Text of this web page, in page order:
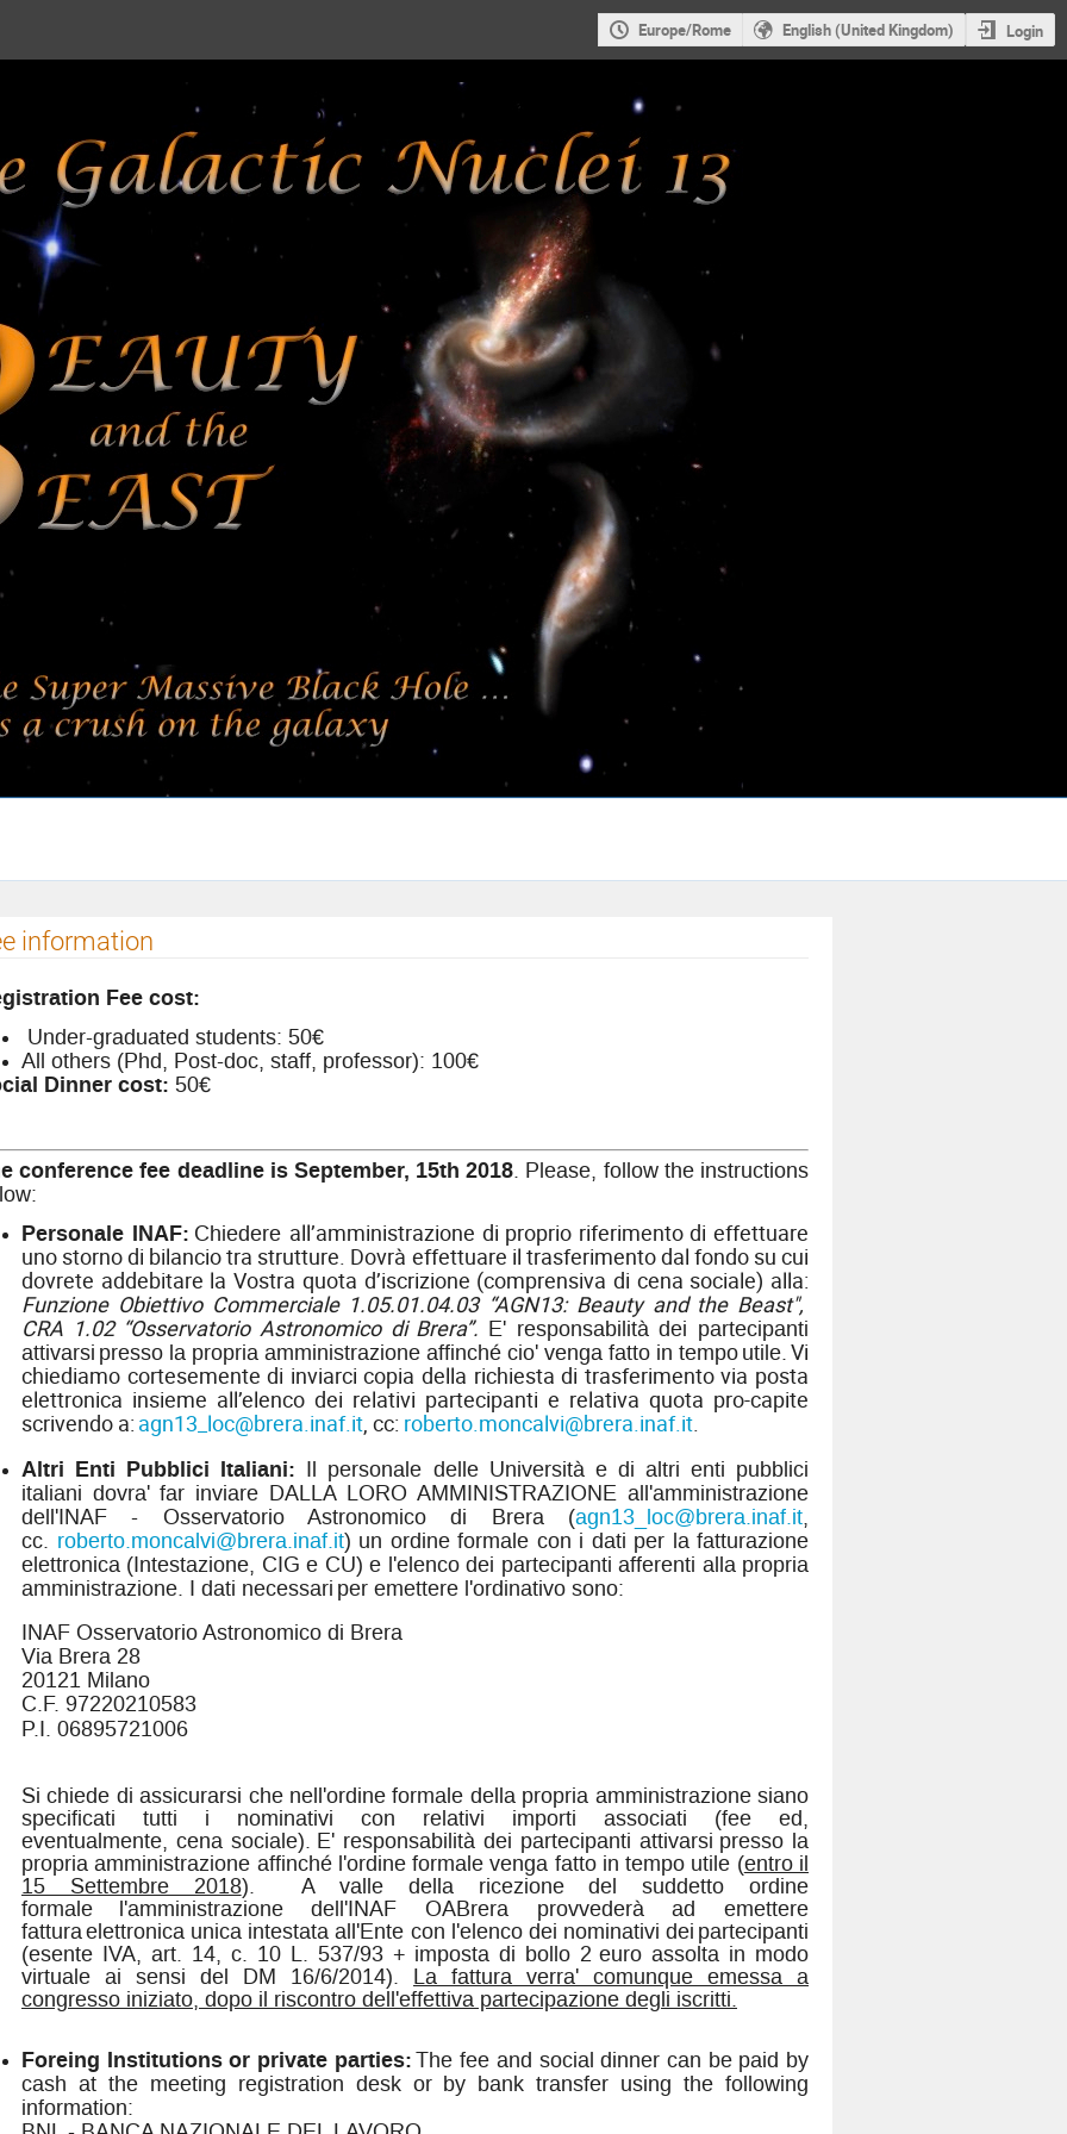
Europe/Rome English (United Kingdom) Login
Galactic Nuclei 13: Beauty and the Beast
information
Fee cost:
Under-graduated students: 50€
All others (Phd, Post-doc, staff, professor): 100€
Dinner cost: 50€
conference fee deadline is September, 15th 2018. Please, follow the instructions
Personale INAF: Chiedere all’amministrazione di proprio riferimento di effettuare
uno storno di bilancio tra strutture. Dovrà effettuare il trasferimento dal fondo su cui
dovrete addebitare la Vostra quota d’iscrizione (comprensiva di cena sociale) alla:
Funzione Obiettivo Commerciale 1.05.01.04.03 “AGN13: Beauty and the Beast",
CRA 1.02 “Osservatorio Astronomico di Brera”. E' responsabilità dei partecipanti
attivarsi presso la propria amministrazione affinché cio' venga fatto in tempoutile.Vi
chiediamo cortesemente di inviarci copia della richiesta di trasferimento via posta
elettronica insieme all’elenco dei relativi partecipanti e relativa quota pro-capite
scrivendo a: agn13_loc@brera.inaf.it, cc: roberto.moncalvi@brera.inaf.it.
Altri Enti Pubblici Italiani: Il personale delle Università e di altri enti pubblici
italiani dovra' far inviare DALLA LORO AMMINISTRAZIONE all'amministrazione
dell'INAF - Osservatorio Astronomico di Brera (agn13_loc@brera.inaf.it,
cc. roberto.moncalvi@brera.inaf.it) un ordine formale con i dati per la fatturazione
elettronica (Intestazione, CIG e CU) e l'elenco dei partecipanti afferenti alla propria
amministrazione. I dati necessari per emettere l'ordinativo sono:
INAF Osservatorio Astronomico di Brera
Via Brera 28
20121 Milano
C.F. 97220210583
P.I. 06895721006
Si chiede di assicurarsi che nell'ordine formale della propria amministrazione siano
specificati tutti i nominativi con relativi importi associati (fee ed,
eventualmente, cena sociale). E' responsabilità dei partecipanti attivarsi presso la
propria amministrazione affinché l'ordine formale venga fatto in tempo utile (entro il
15 Settembre 2018). A valle della ricezione del suddetto ordine
formale l'amministrazione dell'INAF OABrera provvederà ad emettere
fatturaelettronica unica intestata all'Ente con l'elenco dei nominativi dei partecipanti
(esente IVA, art. 14, c. 10 L. 537/93 + imposta di bollo 2 euro assolta in modo
virtuale ai sensi del DM 16/6/2014). La fattura verra' comunque emessa a
congresso iniziato, dopo il riscontro dell'effettiva partecipazione degli iscritti.
Foreing Institutions or private parties:The fee and social dinner can be paid by
cash at the meeting registration desk or by bank transfer using the following
information: